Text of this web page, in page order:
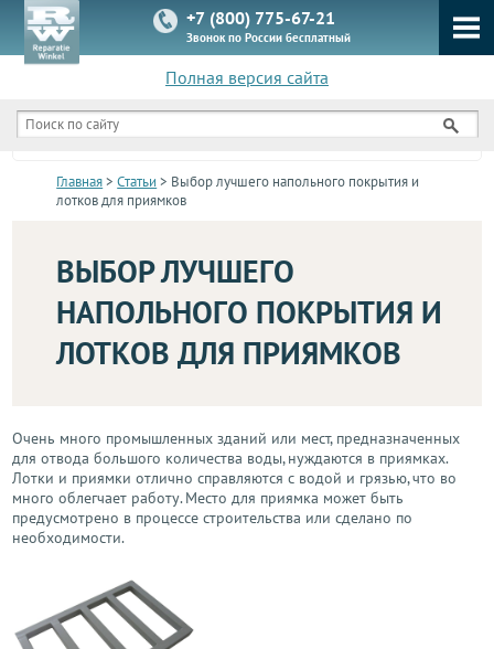
+7 (800) 775-67-21
Звонок по России бесплатный
Полная версия сайта
КАТАЛОГ
Главная>Статьи > Выбор лучшего напольного покрытия и
лотков для приямков
ВЫБОР ЛУЧШЕГО
НАПОЛЬНОГО ПОКРЫТИЯ И
ЛОТКОВ ДЛЯ ПРИЯМКОВ
Очень много промышленных зданий или мест, предназначенных
для отвода большого количества воды, нуждаются в приямках.
Лотки и приямки отлично справляются с водой и грязью, что во
много облегчает работу. Место для приямка может быть
предусмотрено в процессе строительства или сделано по
необходимости.